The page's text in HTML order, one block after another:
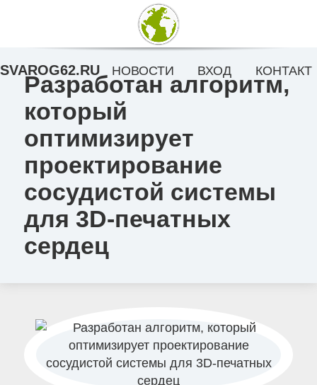
Разработан алгоритм,
который
оптимизирует
проектирование
сосудистой системы
для 3D-печатных
сердец
SVAROG62.RU НОВОСТИ ВХОД КОНТАКТ